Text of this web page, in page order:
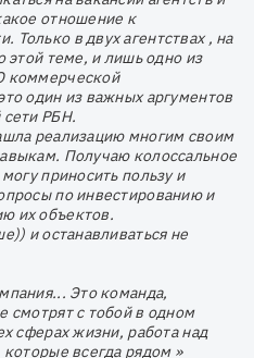
отношение к
в двух агентствах , на
этой теме, и лишь одно из
коммерческой
один из важных аргументов
сети РБН.
реализацию многим своим
Получаю колоссальное
приносить пользу и
по инвестированию и
их объектов.
и останавливаться не
Это команда,
смотрят с тобой в одном
сферах жизни, работа над
всегда рядом »